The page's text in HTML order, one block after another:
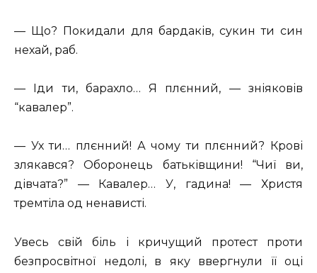
— Що? Покидали для бардаків, сукин ти син
нехай, раб.
— Іди ти, барахло… Я плєнний, — зніяковів
“кавалер”.
— Ух ти… плєнний! А чому ти плєнний? Крові
злякався? Оборонець батьківщини! “Чиї ви,
дівчата?” — Кавалер… У, гадина! — Христя
тремтіла од ненависті.
Увесь свій біль і кричущий протест проти
безпросвітної недолі, в яку ввергнули її оці